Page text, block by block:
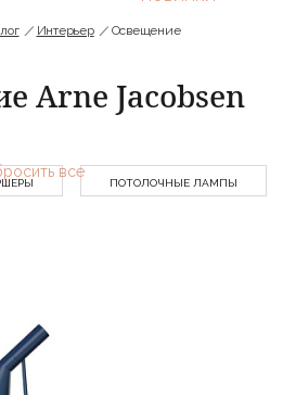
Интерьер Освещение
Arne Jacobsen
все
ПОТОЛОЧНЫЕ ЛАМПЫ